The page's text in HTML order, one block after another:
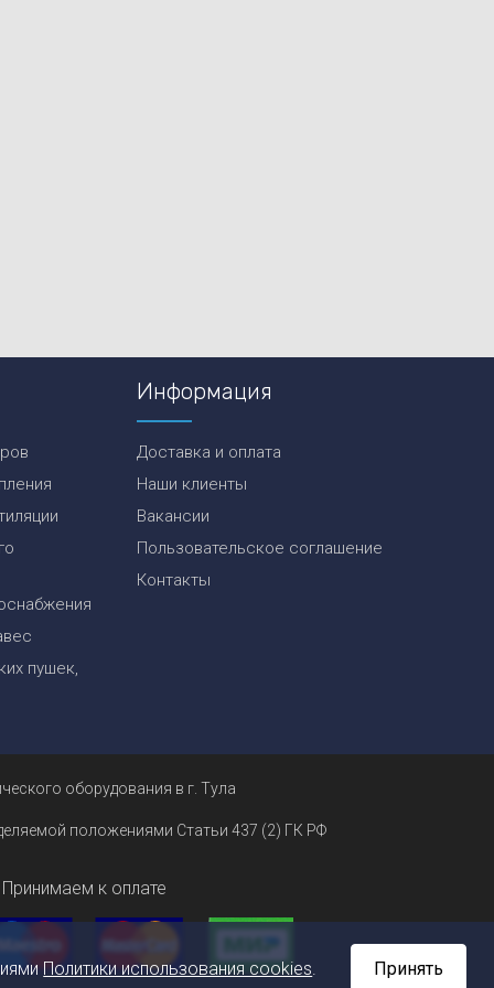
пушек,
Информация
Доставка и оплата
Наши клиенты
Вакансии
Пользовательское соглашение
Контакты
оборудования в г. Тула
положениями Статьи 437 (2) ГК РФ
Принимаем к оплате
Политики использования cookies. Принять